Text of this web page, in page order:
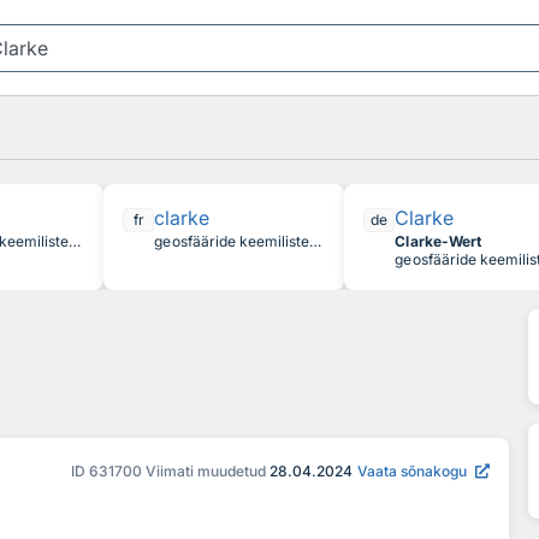
geosfääride keemiliste elementide keskmist sisaldust iseloomustav arv - massi- või aatomiprotsent, expression de la teneur moyenne d'un élément dans l'écorce terrestre, the average abundance of an element in the crust of the Earth
fr clarke
geosfääride keemiliste elementide keskmist sisaldust iseloomustav arv - massi- või aatomiprotsent, expression de la teneur moyenne d'un élément dans l'écorce terrestre, the average abundance of an element in the crust of the Earth
de Clarke
Clarke-Wert
ID 631700 Viimati muudetud 28.04.2024 Vaata sõnakogu